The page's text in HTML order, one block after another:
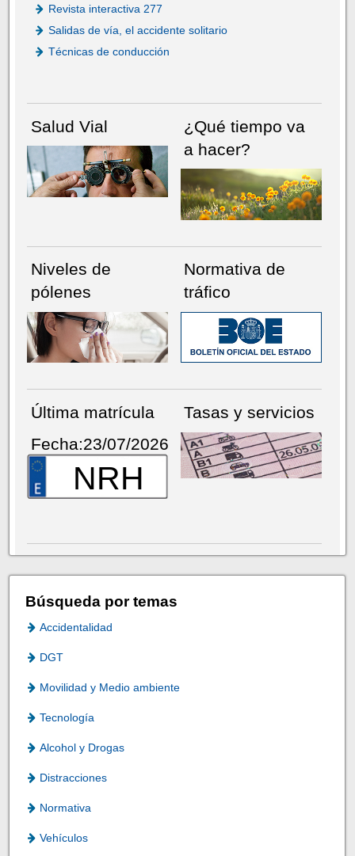
Revista interactiva 277
Salidas de vía, el accidente solitario
Técnicas de conducción
Salud Vial
¿Qué tiempo va
a hacer?
Niveles de
pólenes
Normativa de
tráfico
Última matrícula
Fecha:23/07/2026
NRH
Tasas y servicios
Búsqueda por temas
Accidentalidad
DGT
Movilidad y Medio ambiente
Tecnología
Alcohol y Drogas
Distracciones
Normativa
Vehículos